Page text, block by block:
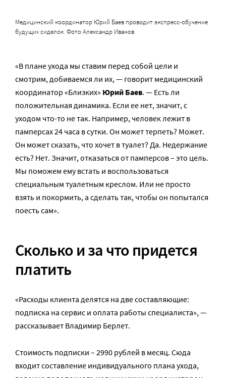
Медицинский координатор Юрий Баев проводит экспресс-обучение
будущих сиделок. Фото Александр Иванов
«В плане ухода мы ставим перед собой цели и
смотрим, добиваемся ли их, — говорит медицинский
координатор «Близких» Юрий Баев. — Есть ли
положительная динамика. Если ее нет, значит, с
уходом что-то не так. Например, человек лежит в
памперсах 24 часа в сутки. Он может терпеть? Может.
Он может сказать, что хочет в туалет? Да. Недержание
есть? Нет. Значит, отказаться от памперсов – это цель.
Мы поможем ему встать и воспользоваться
специальным туалетным креслом. Или не просто
взять и покормить, а сделать так, чтобы он попытался
поесть сам».
Сколько и за что придется
платить
«Расходы клиента делятся на две составляющие:
подписка на сервис и оплата работы специалиста», —
рассказывает Владимир Берлет.
Стоимость подписки – 2990 рублей в месяц. Сюда
входит составление индивидуального плана ухода,